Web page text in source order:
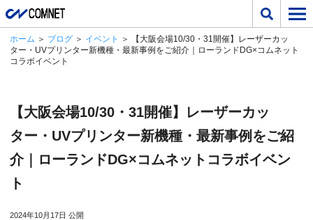
ホーム ＞ ブログ ＞ イベント
＞ 【大阪会場10/30・31開催】レーザーカッ
ター・UVプリンター新機種・最新事例をご紹介｜ローランドDG×コムネット
コラボイベント
【大阪会場10/30・31開催】レーザーカッ
ター・UVプリンター新機種・最新事例をご紹
介｜ローランドDG×コムネットコラボイベン
ト
2024年10月17日 公開